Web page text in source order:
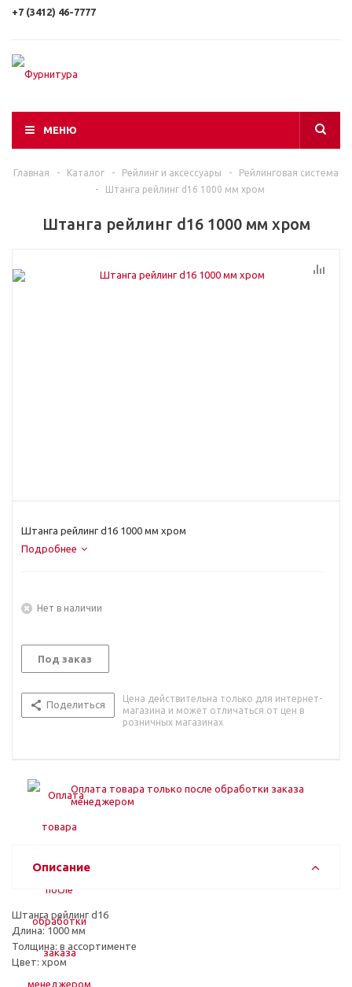
+7 (3412) 46-7777
МЕНЮ
Главная - Каталог - Рейлинг и аксессуары -
Рейлинговая система
-
Штанга рейлинг d16 1000 мм хром
Штанга рейлинг d16 1000 мм хром
Штанга рейлинг d16 1000 мм хром
Подробнее
Нет в наличии
Под заказ
Поделиться
Цена действительна только для интернет-
магазина и может отличаться от цен в
розничных магазинах
Оплата товара только после обработки заказа
менеджером
Описание
Штанга рейлинг d16
Длина: 1000 мм
Толщина: в ассортименте
Цвет: хром